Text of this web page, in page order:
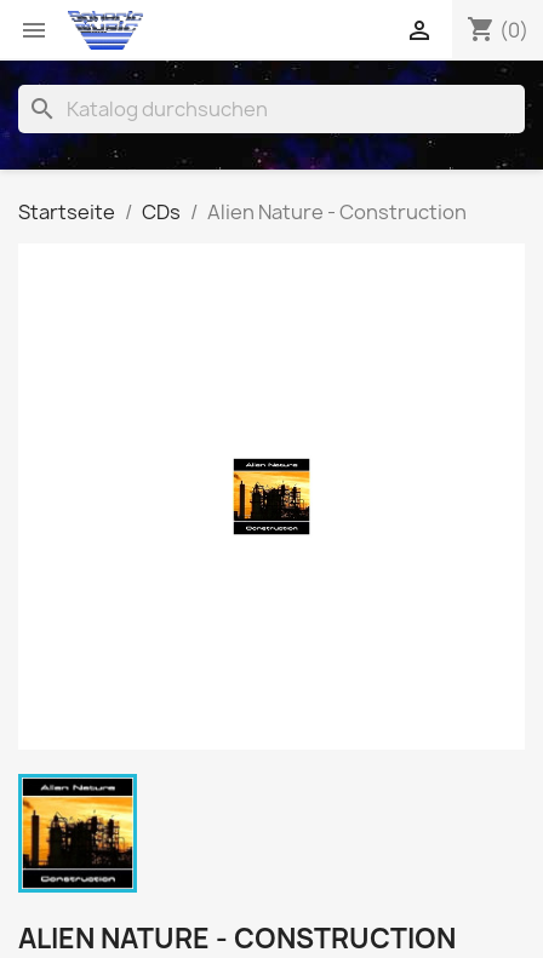
 shopping_cart (0)

search
Startseite CDs Alien Nature - Construction
ALIEN NATURE - CONSTRUCTION